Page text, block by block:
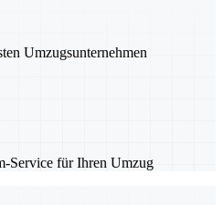
Umzugsunternehmen
Service für Ihren Umzug